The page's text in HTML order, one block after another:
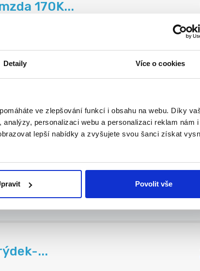
Detaily Více o cookies
ve zlepšování funkcí i obsahu na webu. Díky
personalizaci webu a personalizaci reklam nám i
lepší nabídky a zvyšujete svou šanci získat
Povolit vše
170K...
...